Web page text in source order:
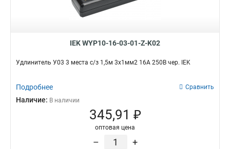
IEK WYP10-16-03-01-Z-K02
Удлинитель У03 3 места с/з 1,5м 3х1мм2 16А 250В чер. IEK
Подробнее Сравнить
Наличие: В наличии
345,91 ₽
оптовая цена
– +